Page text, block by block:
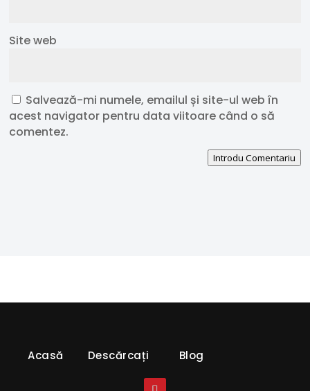
Site web
Salvează-mi numele, emailul și site-ul web în
acest navigator pentru data viitoare când o să
comentez.
Introdu Comentariu
Acasă Descărcați Blog